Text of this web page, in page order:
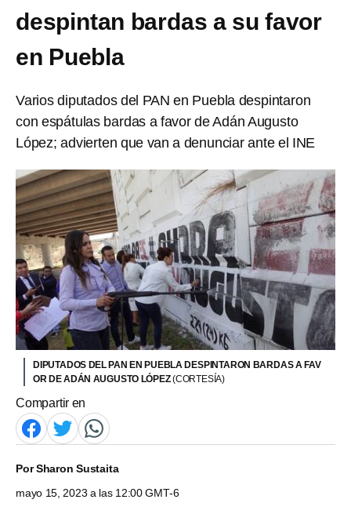
despintan bardas a su favor
en Puebla
Varios diputados del PAN en Puebla despintaron
con espátulas bardas a favor de Adán Augusto
López; advierten que van a denunciar ante el INE
DIPUTADOS DEL PAN EN PUEBLA DESPINTARON BARDAS A FAV
OR DE ADÁN AUGUSTO LÓPEZ(CORTESÍA)
Compartir en
PorSharon Sustaita
mayo 15, 2023 a las 12:00 GMT-6